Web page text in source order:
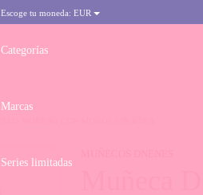
Escoge tu moneda: EUR
Categorías
Marcas
Series limitadas